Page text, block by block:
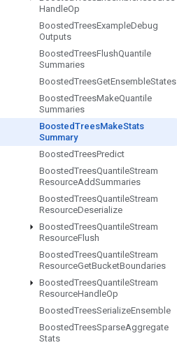
HandleOp
BoostedTreesExampleDebug
Outputs
BoostedTreesFlushQuantile
Summaries
BoostedTreesGetEnsembleStates
BoostedTreesMakeQuantile
Summaries
BoostedTreesMakeStats
Summary
BoostedTreesPredict
BoostedTreesQuantileStream
ResourceAddSummaries
BoostedTreesQuantileStream
ResourceDeserialize
BoostedTreesQuantileStream
ResourceFlush
BoostedTreesQuantileStream
ResourceGetBucketBoundaries
BoostedTreesQuantileStream
ResourceHandleOp
BoostedTreesSerializeEnsemble
BoostedTreesSparseAggregate
Stats